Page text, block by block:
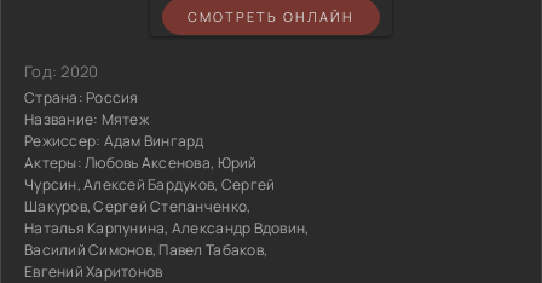
СМОТРЕТЬ ОНЛАЙН
Год:2020
Страна: Россия
Название: Мятеж
Режиссер: Адам Вингард
Актеры:Любовь Аксенова, Юрий
Чурсин, Алексей Бардуков, Сергей
Шакуров, Сергей Степанченко,
Наталья Карпунина, Александр Вдовин,
Василий Симонов, Павел Табаков,
Евгений Харитонов